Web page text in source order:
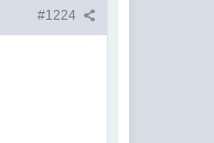
#1224